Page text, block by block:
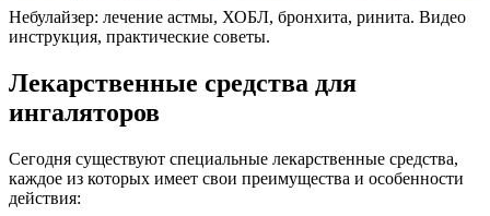
Небулайзер: лечение астмы, ХОБЛ, бронхита, ринита. Видео
инструкция, практические советы.
Лекарственные средства для
ингаляторов
Сегодня существуют специальные лекарственные средства,
каждое из которых имеет свои преимущества и особенности
действия: